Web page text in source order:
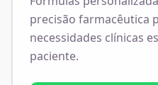
precisão farmacêutica
necessidades clínicas
paciente.